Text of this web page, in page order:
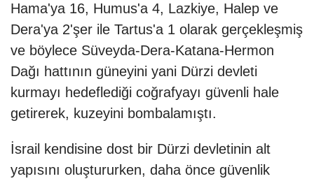
Hama'ya 16, Humus'a 4, Lazkiye, Halep ve
Dera'ya 2'şer ile Tartus'a 1 olarak gerçekleşmiş
ve böylece Süveyda-Dera-Katana-Hermon
Dağı hattının güneyini yani Dürzi devleti
kurmayı hedeflediği coğrafyayı güvenli hale
getirerek, kuzeyini bombalamıştı.
İsrail kendisine dost bir Dürzi devletinin alt
yapısını oluştururken, daha önce güvenlik